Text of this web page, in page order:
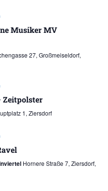
Musiker MV
27, Großmeiseldorf,
1, Ziersdorf
Hornere Straße 7, Ziersdorf,